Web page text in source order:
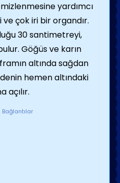
yardımcı
çok iri bir organdır.
30 santimetreyi,
Göğüs ve karın
altında sağdan
hemen altındaki
açılır.